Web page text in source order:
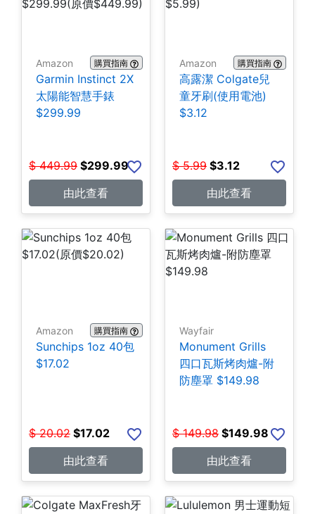
Amazon 購買指南
Garmin Instinct 2X
太陽能智慧手錶
$299.99
$ 449.99 $299.99
由此查看
Amazon 購買指南
高露潔 Colgate兒
童牙刷(使用電池)
$3.12
$ 5.99 $3.12
由此查看
Amazon 購買指南
Sunchips 1oz 40包
$17.02
$ 20.02 $17.02
由此查看
Wayfair
Monument Grills
四口瓦斯烤肉爐-附
防塵罩 $149.98
$ 149.98 $149.98
由此查看